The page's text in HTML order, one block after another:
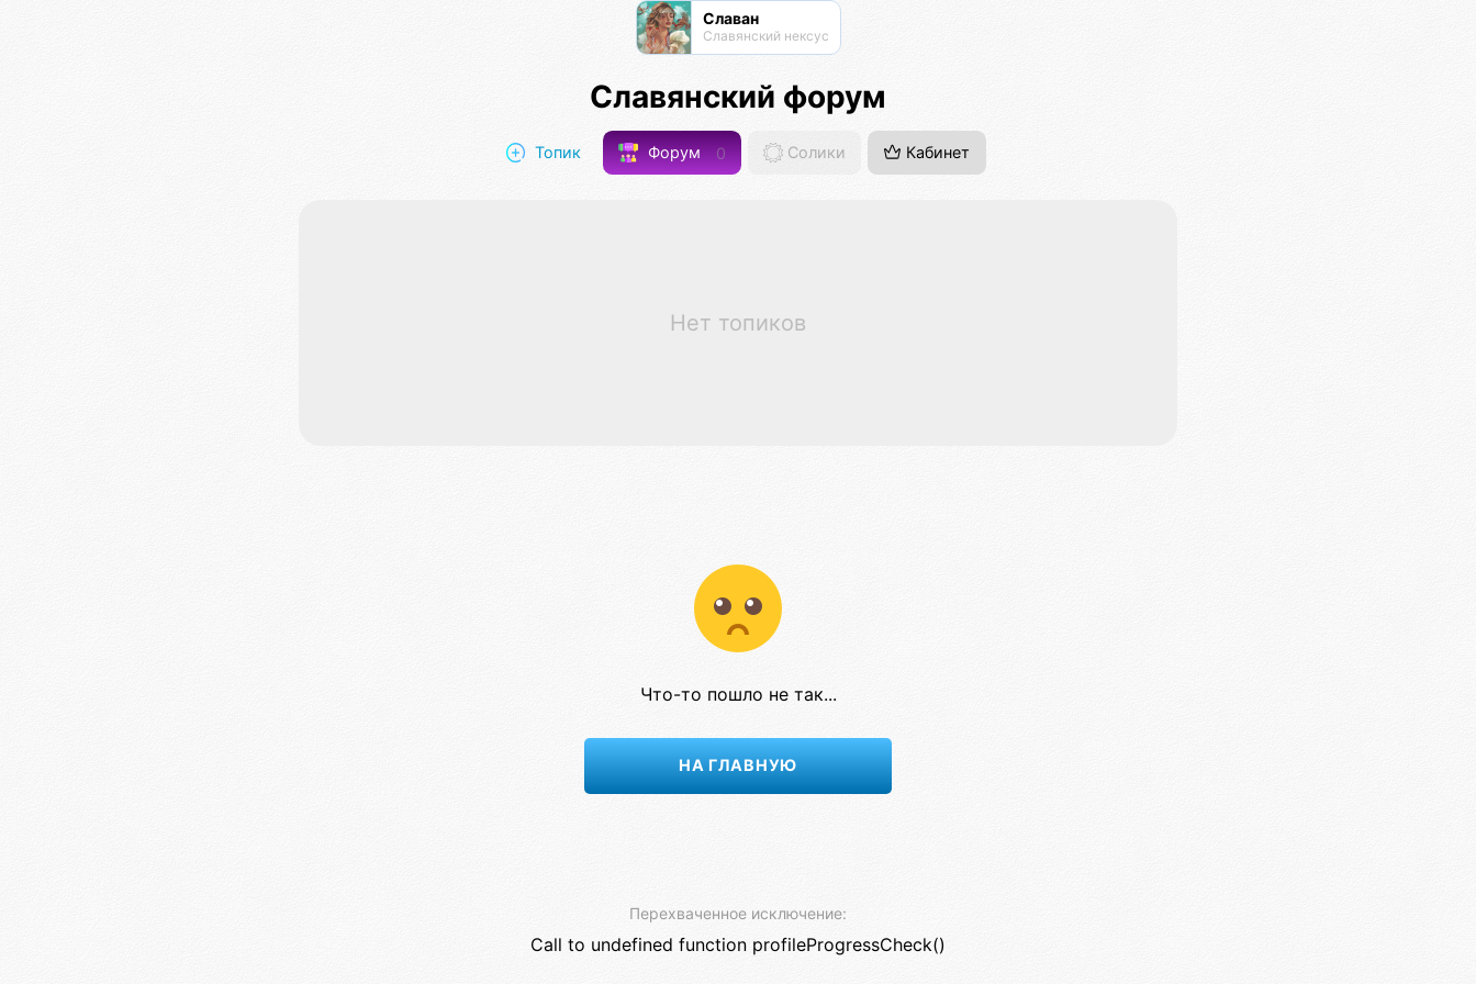
Славан
Славянский нексус
Славянский форум
Топик Форум 0 Солики Кабинет
Нет топиков
Что-то пошло не так...
НА ГЛАВНУЮ
Перехваченное исключение:
Call to undefined function profileProgressCheck()